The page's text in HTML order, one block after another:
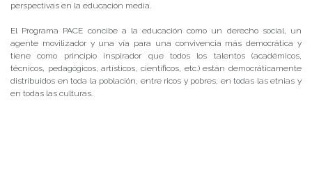
perspectivas en la educación media.
El Programa PACE concibe a la educación como un derecho social, un
agente movilizador y una vía para una convivencia más democrática y
tiene como principio inspirador que todos los talentos (académicos,
técnicos, pedagógicos, artísticos, científicos, etc.) están democráticamente
distribuidos en toda la población, entre ricos y pobres, en todas las etnias y
en todas las culturas.